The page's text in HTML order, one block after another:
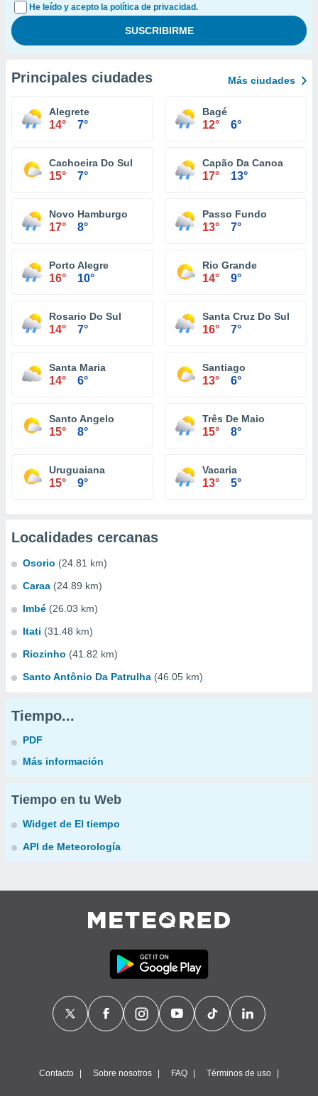
He leído y acepto la política de privacidad.
Principales ciudades Más ciudades
Alegrete
14° 7°
Bagé
12° 6°
Cachoeira Do Sul
15° 7°
Capão Da Canoa
17° 13°
Novo Hamburgo
17° 8°
Passo Fundo
13° 7°
Porto Alegre
16° 10°
Rio Grande
14° 9°
Rosario Do Sul
14° 7°
Santa Cruz Do Sul
16° 7°
Santa Maria
14° 6°
Santiago
13° 6°
Santo Angelo
15° 8°
Três De Maio
15° 8°
Uruguaiana
15° 9°
Vacaria
13° 5°
Localidades cercanas
Osorio (24.81 km)
Caraa (24.89 km)
Imbé (26.03 km)
Itati (31.48 km)
Riozinho (41.82 km)
Santo Antônio Da Patrulha (46.05 km)
Tiempo...
PDF
Más información
Tiempo en tu Web
Widget de El tiempo
API de Meteorología
Contacto Sobre nosotros FAQ Términos de uso